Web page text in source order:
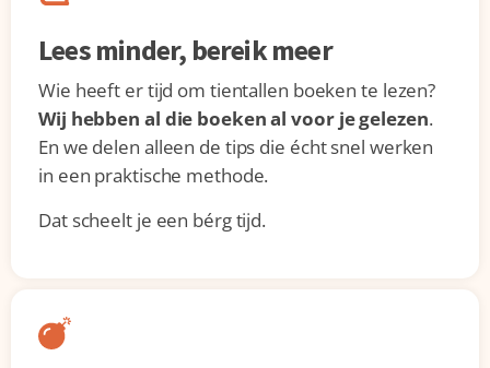
Lees minder, bereik meer
Wie heeft er tijd om tientallen boeken te lezen?
Wij hebben al die boeken al voor je gelezen.
En we delen alleen de tips die écht snel werken
in een praktische methode.
Dat scheelt je een bérg tijd.